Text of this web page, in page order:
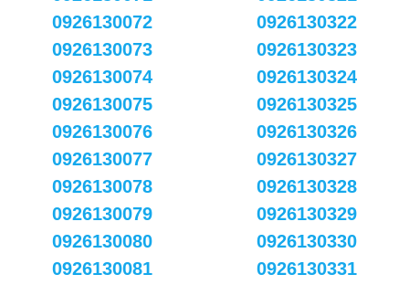
0926130072
0926130073
0926130074
0926130075
0926130076
0926130077
0926130078
0926130079
0926130080
0926130081
0926130322
0926130323
0926130324
0926130325
0926130326
0926130327
0926130328
0926130329
0926130330
0926130331